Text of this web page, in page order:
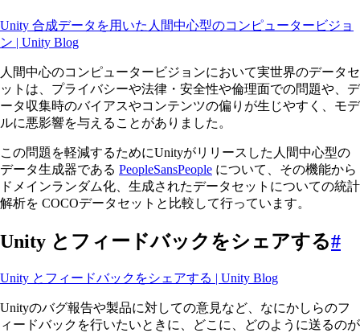
Unity 合成データを用いた人間中心型のコンピュータービジョ
ン | Unity Blog
人間中心のコンピュータービジョンにおいて実世界のデータセ
ットは、プライバシーや法律・安全性や倫理面での問題や、デ
ータ収集時のバイアスやコンテンツの偏りが生じやすく、モデ
ルに悪影響を与えることがありました。
この問題を軽減するためにUnityがリリースした人間中心型の
データ生成器である PeopleSansPeople について、その機能から
ドメインランダム化、生成されたデータセットについての統計
解析を COCOデータセットと比較して行っています。
Unity とフィードバックをシェアする#
Unity とフィードバックをシェアする | Unity Blog
Unityのバグ報告や製品に対しての意見など、なにかしらのフ
ィードバックを行いたいときに、どこに、どのように送るのが